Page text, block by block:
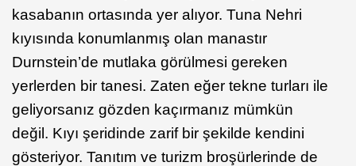
kasabanın ortasında yer alıyor. Tuna Nehri
kıyısında konumlanmış olan manastır
Durnstein’de mutlaka görülmesi gereken
yerlerden bir tanesi. Zaten eğer tekne turları ile
geliyorsanız gözden kaçırmanız mümkün
değil. Kıyı şeridinde zarif bir şekilde kendini
gösteriyor. Tanıtım ve turizm broşürlerinde de